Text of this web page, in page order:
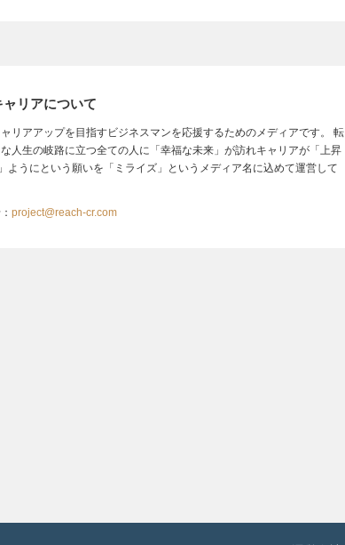
リアについて
リアアップを目指すビジネスマンを応援するためのメディアです。 転
人生の岐路に立つ全ての人に「幸福な未来」が訪れキャリアが「上昇
ようにという願いを「ミライズ」というメディア名に込めて運営して
project@reach-cr.com